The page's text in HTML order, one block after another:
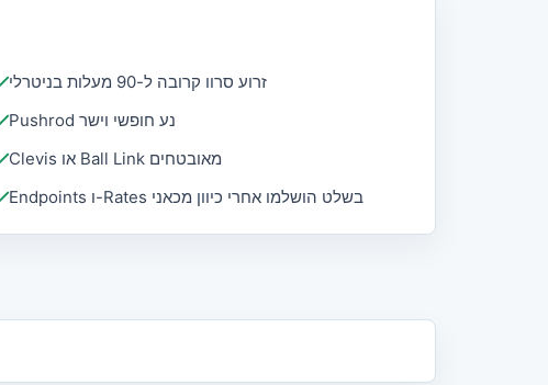
זרוע סרוו קרובה ל-90 מעלות בניטרלי
Pushrod נע חופשי וישר
Clevis או Ball Link מאובטחים
Endpoints ו-Rates בשלט הושלמו אחרי כיוון מכאני